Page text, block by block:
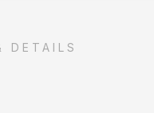
DETAILS